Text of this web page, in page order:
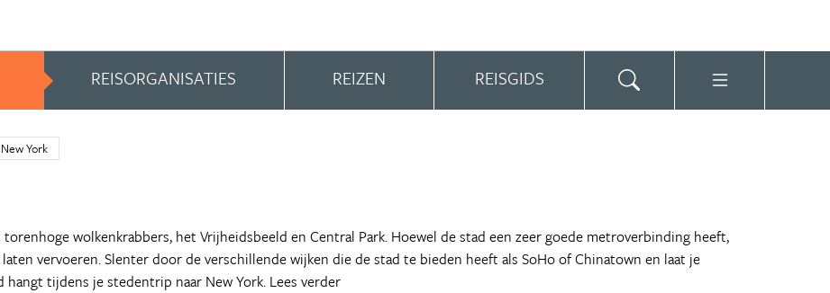
REISORGANISATIES REIZEN REISGIDS
York
wolkenkrabbers, het Vrijheidsbeeld en Central Park. Hoewel de stad een zeer goede metroverbinding heeft,
vervoeren. Slenter door de verschillende wijken die de stad te bieden heeft als SoHo of Chinatown en laat je
tijdens je stedentrip naar New York. Lees verder